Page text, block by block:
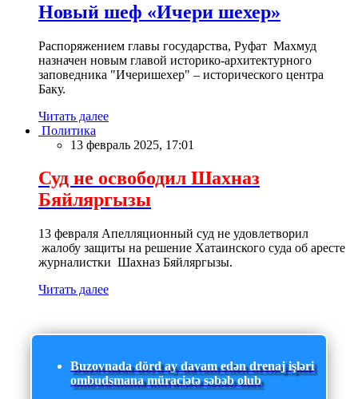
Новый шеф «Ичери шехер»
Распоряжением главы государства, Руфат Махмуд
назначен новым главой историко-архитектурного
заповедника "Ичеришехер" – исторического центра
Баку.
Читать далее
Политика
13 февраль 2025, 17:01
Суд не освободил Шахназ
Бяйляргызы
13 февраля Апелляционный суд не удовлетворил
жалобу защиты на решение Хатаинского суда об аресте
журналистки Шахназ Бяйляргызы.
Читать далее
Buzovnada dörd ay davam edən drenaj işləri
ombudsmana müraciətə səbəb olub